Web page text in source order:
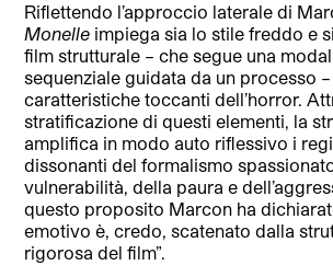
Riflettendo l’approccio laterale di
Monelle impiega sia lo stile freddo e
film strutturale – che segue una
sequenziale guidata da un processo
caratteristiche toccanti dell’horror.
stratificazione di questi elementi, la
amplifica in modo auto riflessivo i
dissonanti del formalismo
vulnerabilità, della paura e
questo proposito Marcon ha
emotivo è, credo, scatenato dalla
rigorosa del film”.